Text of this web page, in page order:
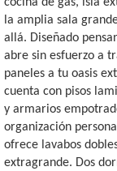
la amplia sala
allá. Diseñado
abre sin esfuerzo a
paneles a tu oasis
cuenta con pisos
y armarios
organización
ofrece lavabos
extragrande. Dos